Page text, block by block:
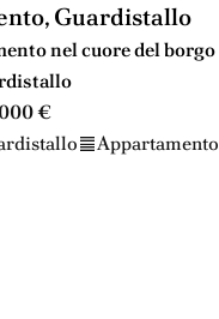
Guardistallo
nel cuore del borgo
€
Appartamento